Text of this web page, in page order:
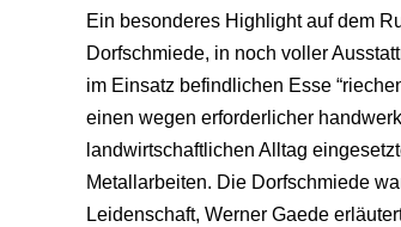
Ein besonderes Highlight auf dem
Dorfschmiede, in noch voller
im Einsatz befindlichen Esse
einen wegen erforderlicher
landwirtschaftlichen Alltag
Metallarbeiten. Die Dorfschmiede
Leidenschaft, Werner Gaede